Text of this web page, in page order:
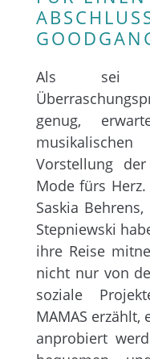
Als sei
genug,
Vorstellung der
Mode fürs
Saskia
Stepniewski
ihre Reise
nicht nur von
soziale
MAMAS
anprobiert